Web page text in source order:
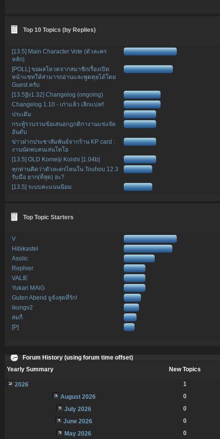
Top 10 Topics (by Replies)
[13.5] Main Character Vote (ตัวละคร
หลัก)
[POLL] ขอผลโหวตจากสมาชิกเรื่องเปิด
หน้าแชทให้สามารถอ่านและพูดคุยได้โดย
Guest ครับ
[13.5][v1.32] Changelog (ongoing)
Changelog 1.10 - เก่าแล้ว เลิกแปล!!
ประเดิม
กระทู้รวบรวมข้อเสนอกฎกติกางานแข่งจัด
อันดับ
ข่าวฝากประชาสัมพันธ์จากร้าน KP card :
งานนัดพบคนเล่นโทโฮ
[13.5] OLD Komeiji Koishi [1.04b]
ทุกท่านคิดว่าตัวละครไหนใน Touhou 12.3
รับมือ ยาก(ที่สุด) ฮะ?
[13.5] ระบบคะแนนนิยม
Top Topic Starters
V
Hibikastel
Asolic
Rephier
VALIE
Yukari MAiG
Guten Abend ยูจังสุดที่รัก!
ikungv2
สมกี
[P]
Forum History (using forum time offset)
Yearly Summary
New Topics
2026
1
August 2026
0
July 2026
0
June 2026
0
May 2026
0